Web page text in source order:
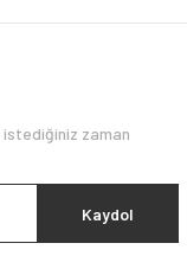
istediğiniz zaman
Kaydol